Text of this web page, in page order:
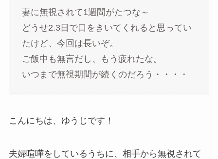
妻に無視されて1週間がたつな～
どうせ2.3日で口をきいてくれると思ってい
たけど、今回は長いぞ。
ご飯中も無言だし、もう疲れたな。
いつまで無視期間が続くのだろう・・・・
こんにちは、ゆうじです！
夫婦喧嘩をしているうちに、相手から無視されて